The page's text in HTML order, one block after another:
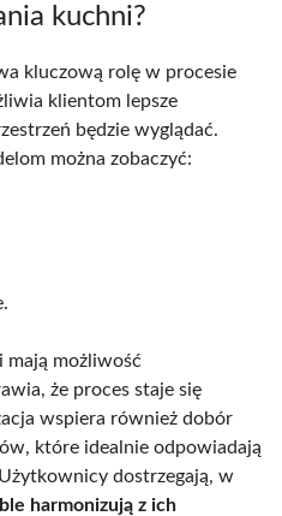
kuchni?
kluczową rolę w procesie
klientom lepsze
będzie wyglądać.
można zobaczyć:
mają możliwość
że proces staje się
wspiera również dobór
które idealnie odpowiadają
dostrzegają, w
harmonizują z ich